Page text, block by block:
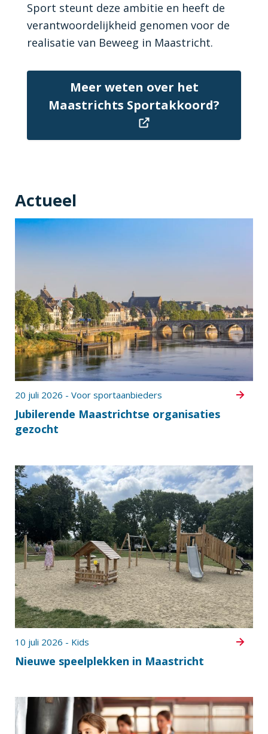
Sport steunt deze ambitie en heeft de
verantwoordelijkheid genomen voor de
realisatie van Beweeg in Maastricht.
Meer weten over het
Maastrichts Sportakkoord?
Actueel
Jubilerende Maastrichtse organisaties
gezocht
20 juli 2026 - Voor sportaanbieders
Nieuwe speelplekken in Maastricht
10 juli 2026 - Kids